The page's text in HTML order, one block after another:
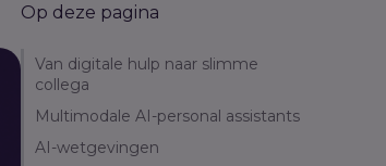
Op deze pagina
Van digitale hulp naar slimme
collega
Multimodale AI-personal assistants
AI-wetgevingen